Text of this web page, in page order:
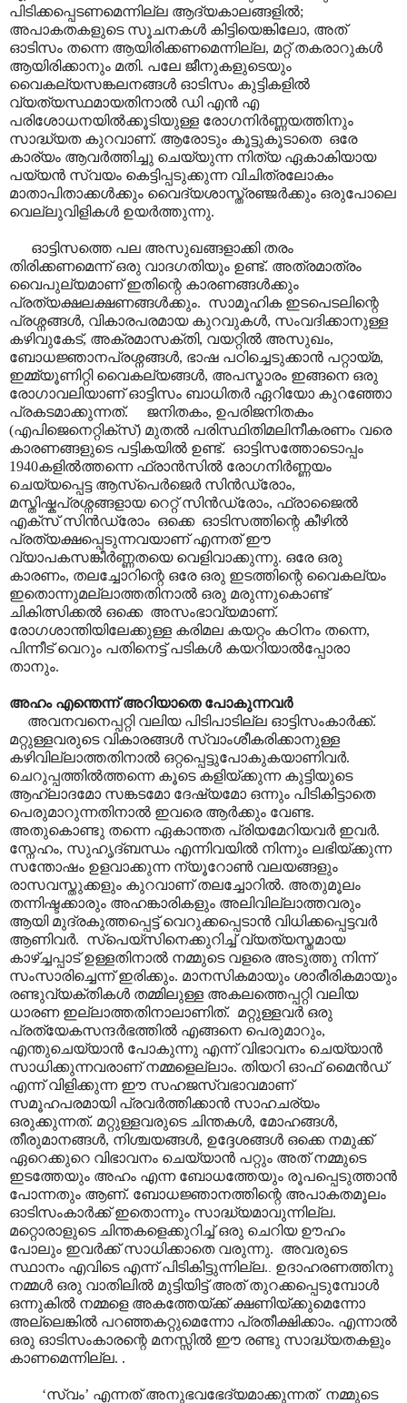
പിടിക്കപ്പെടണമെന്നില്ല ആദ്യകാലങ്ങളിൽ;
അപാകതകളുടെ സൂചനകൾ കിട്ടിയെങ്കിലോ, അത്
ഓടിസം തന്നെ ആയിരിക്കണമെന്നില്ല, മറ്റ് തകരാറുകൾ
ആയിരിക്കാനും മതി. പലേ ജീനുകളുടെയും
വൈകല്യസങ്കലനങ്ങൾ ഓടിസം കുട്ടികളിൽ
വ്യത്യസ്ഥമായതിനാൽ ഡി എൻ എ
പരിശോധനയിൽക്കൂടിയുള്ള രോഗനിർണ്ണയത്തിനും
സാദ്ധ്യത കുറവാണ്. ആരോടും കൂട്ടുകൂടാതെ ഒരേ
കാര്യം ആവർത്തിച്ചു ചെയ്യുന്ന നിത്യ ഏകാകിയായ
പയ്യൻ സ്വയം കെട്ടിപ്പടുക്കുന്ന വിചിത്രലോകം
മാതാപിതാക്കൾക്കും വൈദ്യശാസ്ത്രഞ്ജർക്കും ഒരുപോലെ
വെല്ലുവിളികൾ ഉയർത്തുന്നു.
ഓട്ടിസത്തെ പല അസുഖങ്ങളാക്കി തരം
തിരിക്കണമെന്ന് ഒരു വാദഗതിയും ഉണ്ട്. അത്രമാത്രം
വൈപുല്യമാണ് ഇതിന്റെ കാരണങ്ങൾക്കും
പ്രത്യക്ഷലക്ഷണങ്ങൾക്കും. സാമൂഹിക ഇടപെടലിന്റെ
പ്രശ്നങ്ങൾ, വികാരപരമായ കുറവുകൾ, സംവദിക്കാനുള്ള
കഴിവുകേട്, അക്രമാസക്തി, വയറ്റിൽ അസുഖം,
ബോധജ്ഞാനപ്രശ്നങ്ങൾ, ഭാഷ പഠിച്ചെടുക്കാൻ പറ്റായ്മ,
ഇമ്മ്യൂണിറ്റി വൈകല്യങ്ങൾ, അപസ്മാരം ഇങ്ങനെ ഒരു
രോഗാവലിയാണ് ഓട്ടിസം ബാധിതർ ഏറിയോ കുറഞ്ഞോ
പ്രകടമാക്കുന്നത്. ജനിതകം, ഉപരിജനിതകം
(എപിജെനെറ്റിക്സ്) മുതൽ പരിസ്ഥിതിമലിനീകരണം വരെ
കാരണങ്ങളുടെ പട്ടികയിൽ ഉണ്ട്. ഓട്ടിസത്തോടൊപ്പം
1940കളിൽത്തന്നെ ഫ്രാൻസിൽ രോഗനിർണ്ണയം
ചെയ്യപ്പെട്ട ആസ്പെർജെർ സിൻഡ്രോം,
മസ്തിഷ്കപ്രശ്നങ്ങളായ റെറ്റ് സിൻഡ്രോം, ഫ്രാജൈൽ
എക്സ് സിൻഡ്രോം ഒക്കെ ഓടിസത്തിന്റെ കീഴിൽ
പ്രത്യക്ഷപ്പെടുന്നവയാണ് എന്നത് ഈ
വ്യാപകസങ്കീർണ്ണതയെ വെളിവാക്കുന്നു. ഒരേ ഒരു
കാരണം, തലച്ചോറിന്റെ ഒരേ ഒരു ഇടത്തിന്റെ വൈകല്യം
ഇതൊന്നുമല്ലാത്തതിനാൽ ഒരു മരുന്നുകൊണ്ട്
ചികിത്സിക്കൽ ഒക്കെ അസംഭാവ്യമാണ്.
രോഗശാന്തിയിലേക്കുള്ള കരിമല കയറ്റം കഠിനം തന്നെ,
പിന്നീട് വെറും പതിനെട്ട് പടികൾ കയറിയാൽ‌പ്പോരാ
താനും.
അഹം എന്തെന്ന് അറിയാതെ പോകുന്നവർ
അവനവനെപ്പറ്റി വലിയ പിടിപാടില്ല ഓട്ടിസംകാർക്ക്.
മറ്റുള്ളവരുടെ വികാരങ്ങൾ സ്വാംശീകരിക്കാനുള്ള
കഴിവില്ലാത്തതിനാൽ ഒറ്റപ്പെട്ടുപോകുകയാണിവർ.
ചെറുപ്പത്തിൽത്തന്നെ കൂടെ കളിയ്ക്കുന്ന കുട്ടിയുടെ
ആഹ്ലാദമോ സങ്കടമോ ദേഷ്യമോ ഒന്നും പിടികിട്ടാതെ
പെരുമാറുന്നതിനാൽ ഇവരെ ആർക്കും വേണ്ട.
അതുകൊണ്ടു തന്നെ ഏകാന്തത പ്രിയമേറിയവർ ഇവർ.
സ്നേഹം, സുഹൃദ്ബന്ധം എന്നിവയിൽ നിന്നും ലഭിയ്ക്കുന്ന
സന്തോഷം ഉളവാക്കുന്ന ന്യൂറോൺ വലയങ്ങളും
രാസവസ്തുക്കളും കുറവാണ് തലച്ചോറിൽ. അതുമൂലം
തന്നിഷ്ടക്കാരും അഹങ്കാരികളും അലിവില്ലാത്തവരും
ആയി മുദ്രകുത്തപ്പെട്ട് വെറുക്കപ്പെടാൻ വിധിക്കപ്പെട്ടവർ
ആണിവർ. സ്പെയ്സിനെക്കുറിച്ച് വ്യത്യസ്തമായ
കാഴ്ച്ചപ്പാട് ഉള്ളതിനാൽ നമ്മുടെ വളരെ അടുത്തു നിന്ന്
സംസാരിച്ചെന്ന് ഇരിക്കും. മാനസികമായും ശാരീരികമായും
രണ്ടുവ്യക്തികൾ തമ്മിലുള്ള അകലത്തെപ്പറ്റി വലിയ
ധാരണ ഇല്ലാത്തതിനാലാണിത്. മറ്റുള്ളവർ ഒരു
പ്രത്യേകസന്ദർഭത്തിൽ എങ്ങനെ പെരുമാറും,
എന്തുചെയ്യാൻ പോകുന്നു എന്ന് വിഭാവനം ചെയ്യാൻ
സാധിക്കുന്നവരാണ് നമ്മളെല്ലാം. തിയറി ഓഫ് മൈൻഡ്
എന്ന് വിളിക്കുന്ന ഈ സഹജസ്വഭാവമാണ്
സമൂഹപരമായി പ്രവർത്തിക്കാൻ സാഹചര്യം
ഒരുക്കുന്നത്. മറ്റുള്ളവരുടെ ചിന്തകൾ, മോഹങ്ങൾ,
തീരുമാനങ്ങൾ, നിശ്ചയങ്ങൾ, ഉദ്ദേശങ്ങൾ ഒക്കെ നമുക്ക്
ഏറെക്കുറെ വിഭാവനം ചെയ്യാൻ പറ്റും അത് നമ്മുടെ
ഇടത്തേയും അഹം എന്ന ബോധത്തേയും രൂപപ്പെടുത്താൻ
പോന്നതും ആണ്. ബോധജ്ഞാനത്തിന്റെ അപാകതമൂലം
ഓടിസംകാർക്ക് ഇതൊന്നും സാദ്ധ്യമാവുന്നില്ല.
മറ്റൊരാളുടെ ചിന്തകളെക്കുറിച്ച് ഒരു ചെറിയ ഊഹം
പോലും ഇവർക്ക് സാധിക്കാതെ വരുന്നു. അവരുടെ
സ്ഥാനം എവിടെ എന്ന് പിടികിട്ടുന്നില്ല. ഉദാഹരണത്തിനു
നമ്മൾ ഒരു വാതിലിൽ മുട്ടിയിട്ട് അത് തുറക്കപ്പെടുമ്പോൾ
ഒന്നുകിൽ നമ്മളെ അകത്തേയ്ക്ക് ക്ഷണിയ്ക്കുമെന്നോ
അല്ലെങ്കിൽ പറഞ്ഞകറ്റുമെന്നോ പ്രതീക്ഷിക്കാം. എന്നാൽ
ഒരു ഓടിസംകാരന്റെ മനസ്സിൽ ഈ രണ്ടു സാദ്ധ്യതകളും
കാണമെന്നില്ല. .
‘സ്വം’ എന്നത് അനുഭവഭേദ്യമാക്കുന്നത് നമ്മുടെ